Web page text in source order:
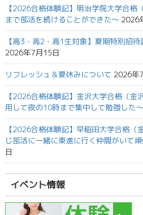
【2026合格体験記】明治学院大学合格
まで部活を続けることができた～ 2026
【高3・高2・高1生対象】夏期特別招待
2026年7月15日
リフレッシュ＆夏休みについて 2026年
【2026合格体験記】金沢大学合格（金
用して夜の10時まで集中して勉強した～
【2026合格体験記】早稲田大学合格（
じ部活に一緒に東進に行く仲間がいて
日
イベント情報